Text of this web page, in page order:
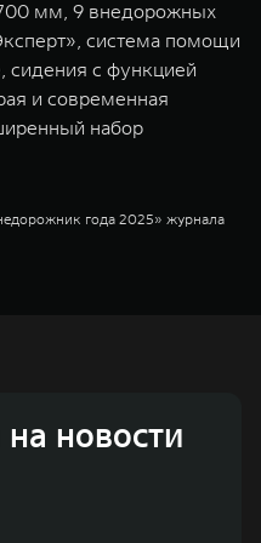
мм, 9 внедорожных
система помощи
сидения с функцией
и современная
набор
года 2025» журнала
автомобилей и запчастей.
на
позволяет создавать более
для пользователей по
новости